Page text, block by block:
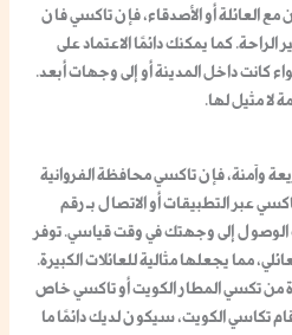
العائلة أو الأصدقاء، فإنتاكسي فان
الراحة. كما يمكنك دائمًا الاعتماد على
كانت داخل المدينة أو إلى وجهات أبعد.
لا مثيل لها.
وآمنة، فإنتاكسي محافظة الفروانية
عبر التطبيقات أو الاتصال بـرقم
الوصول إلى وجهتك في وقت قياسي. توفر
، مما يجعلها مثالية للعائلات الكبيرة.
منتكسي المطار الكويت أوتاكسي خاص
تكاسي الكويت، سيكون لديك دائمًا ما